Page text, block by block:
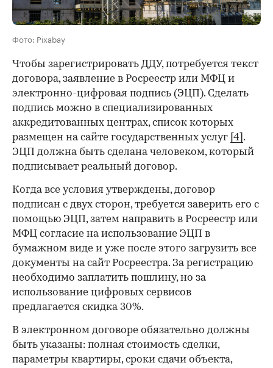
Фото: Pixabay
Чтобы зарегистрировать ДДУ, потребуется текст
договора, заявление в Росреестр или МФЦ и
электронно-цифровая подпись (ЭЦП). Сделать
подпись можно в специализированных
аккредитованных центрах, список которых
размещен на сайте государственных услуг [4] .
ЭЦП должна быть сделана человеком, который
подписывает реальный договор.
Когда все условия утверждены, договор
подписан с двух сторон, требуется заверить его с
помощью ЭЦП, затем направить в Росреестр или
МФЦ согласие на использование ЭЦП в
бумажном виде и уже после этого загрузить все
документы на сайт Росреестра. За регистрацию
необходимо заплатить пошлину, но за
использование цифровых сервисов
предлагается скидка 30%.
В электронном договоре обязательно должны
быть указаны: полная стоимость сделки,
параметры квартиры, сроки сдачи объекта,